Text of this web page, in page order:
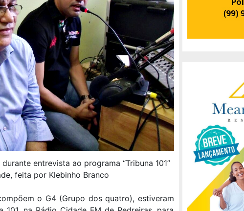
entrevista ao programa “Tribuna 101”
feita por Klebinho Branco
o G4 (Grupo dos quatro), estiveram